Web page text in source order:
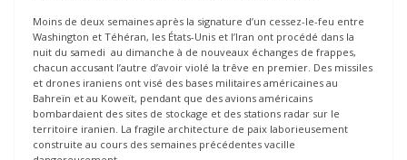
Moins de deux semaines après la signature d’un cessez-le-feu entre
Washington et Téhéran, les États-Unis et l’Iran ont procédé dans la
nuit du samedi au dimanche à de nouveaux échanges de frappes,
chacun accusant l’autre d’avoir violé la trêve en premier. Des missiles
et drones iraniens ont visé des bases militaires américaines au
Bahreïn et au Koweït, pendant que des avions américains
bombardaient des sites de stockage et des stations radar sur le
territoire iranien. La fragile architecture de paix laborieusement
construite au cours des semaines précédentes vacille